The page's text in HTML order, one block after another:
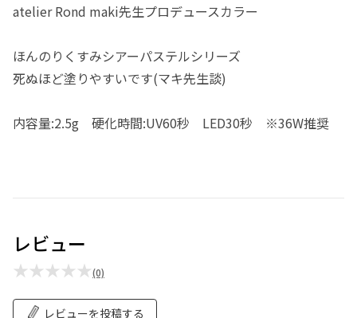
atelier Rond maki先生プロデュースカラー
ほんのりくすみシアーパステルシリーズ
死ぬほど塗りやすいです(マキ先生談)
内容量:2.5g 硬化時間:UV60秒 LED30秒 ※36W推奨
レビュー
★★★★★(0)
レビューを投稿する